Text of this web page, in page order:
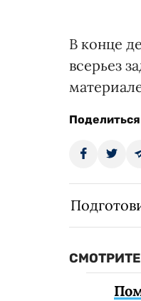
В конце
всерьез
Поделиться